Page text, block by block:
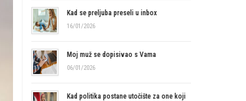
Kad se preljuba preseli u inbox
16/01/2026
Moj muž se dopisivao s Vama
06/01/2026
Kad politika postane utočište za one koji